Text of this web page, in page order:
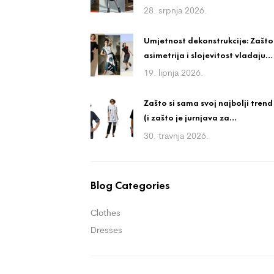
ali nosiv stil
28. srpnja 2026.
Umjetnost dekonstrukcije: Zašto
asimetrija i slojevitost vladaju
avangardnom modom?
19. lipnja 2026.
Zašto si sama svoj najbolji trend
(i zašto je jurnjava za
trendovima igra bez
30. travnja 2026.
Blog Categories
Clothes
Dresses